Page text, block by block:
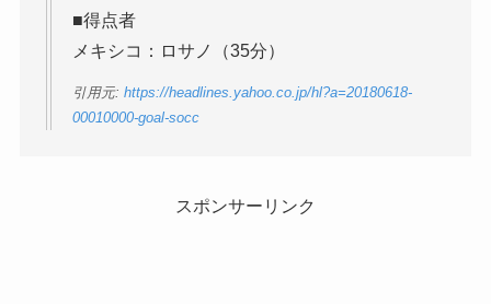
■得点者
メキシコ：ロサノ（35分）
引用元: https://headlines.yahoo.co.jp/hl?a=20180618-
00010000-goal-socc
スポンサーリンク